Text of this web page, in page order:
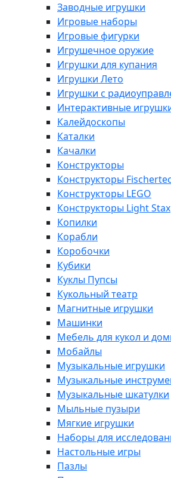
Заводные игрушки
Игровые наборы
Игровые фигурки
Игрушечное оружие
Игрушки для купания
Игрушки Лето
Игрушки с
Интерактивные
Калейдоскопы
Каталки
Качалки
Конструкторы
Конструкторы
Конструкторы LEGO
Конструкторы Light Stax
Копилки
Корабли
Коробочки
Кубики
Куклы Пупсы
Кукольный театр
Магнитные игрушки
Машинки
Мебель для кукол и
Мобайлы
Музыкальные игрушки
Музыкальные
Музыкальные шкатулки
Мыльные пузыри
Мягкие игрушки
Наборы для
Настольные игры
Пазлы